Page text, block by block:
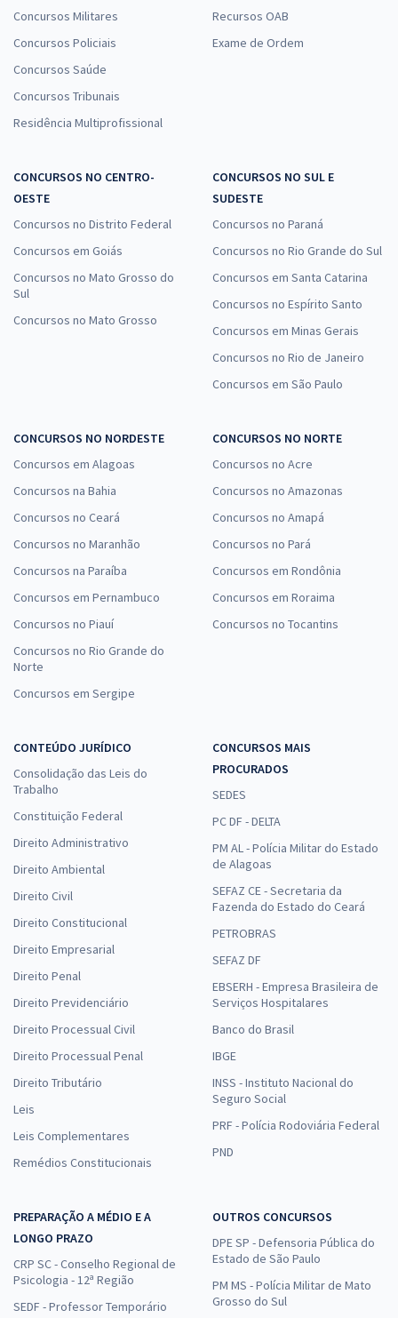
Concursos Militares
Concursos Policiais
Concursos Saúde
Concursos Tribunais
Residência Multiprofissional
Recursos OAB
Exame de Ordem
CONCURSOS NO CENTRO-
OESTE
Concursos no Distrito Federal
Concursos em Goiás
Concursos no Mato Grosso do
Sul
Concursos no Mato Grosso
CONCURSOS NO SUL E
SUDESTE
Concursos no Paraná
Concursos no Rio Grande do Sul
Concursos em Santa Catarina
Concursos no Espírito Santo
Concursos em Minas Gerais
Concursos no Rio de Janeiro
Concursos em São Paulo
CONCURSOS NO NORDESTE
Concursos em Alagoas
Concursos na Bahia
Concursos no Ceará
Concursos no Maranhão
Concursos na Paraíba
Concursos em Pernambuco
Concursos no Piauí
Concursos no Rio Grande do
Norte
Concursos em Sergipe
CONCURSOS NO NORTE
Concursos no Acre
Concursos no Amazonas
Concursos no Amapá
Concursos no Pará
Concursos em Rondônia
Concursos em Roraima
Concursos no Tocantins
CONTEÚDO JURÍDICO
Consolidação das Leis do
Trabalho
Constituição Federal
Direito Administrativo
Direito Ambiental
Direito Civil
Direito Constitucional
Direito Empresarial
Direito Penal
Direito Previdenciário
Direito Processual Civil
Direito Processual Penal
Direito Tributário
Leis
Leis Complementares
Remédios Constitucionais
CONCURSOS MAIS
PROCURADOS
SEDES
PC DF - DELTA
PM AL - Polícia Militar do Estado
de Alagoas
SEFAZ CE - Secretaria da
Fazenda do Estado do Ceará
PETROBRAS
SEFAZ DF
EBSERH - Empresa Brasileira de
Serviços Hospitalares
Banco do Brasil
IBGE
INSS - Instituto Nacional do
Seguro Social
PRF - Polícia Rodoviária Federal
PND
PREPARAÇÃO A MÉDIO E A
LONGO PRAZO
CRP SC - Conselho Regional de
Psicologia - 12ª Região
SEDF - Professor Temporário
OUTROS CONCURSOS
DPE SP - Defensoria Pública do
Estado de São Paulo
PM MS - Polícia Militar de Mato
Grosso do Sul